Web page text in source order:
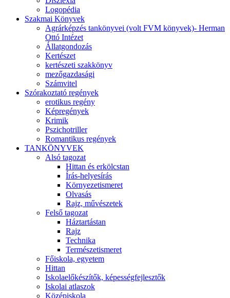
Logopédia
Szakmai Könyvek
Agrárképzés tankönyvei (volt FVM könyvek)- Herman
Ottó Intézet
Állatgondozás
Kertészet
kertészeti szakkönyv
mezőgazdasági
Számvitel
Szórakoztató regények
erotikus regény
Képregények
Krimik
Pszichotriller
Romantikus regények
TANKÖNYVEK
Alsó tagozat
Hittan és erkölcstan
Írás-helyesírás
Környezetismeret
Olvasás
Rajz, művészetek
Felső tagozat
Háztartástan
Rajz
Technika
Természetismeret
Főiskola, egyetem
Hittan
Iskolaelőkészítők, képességfejlesztők
Iskolai atlaszok
Középiskola